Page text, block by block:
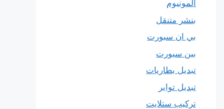
المونيوم
بنشر متنقل
بي ان سبورت
بين سبورت
تبديل بطاريات
تبديل تواير
تركيب ستلايت